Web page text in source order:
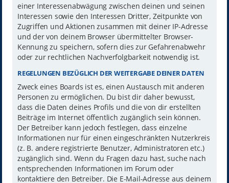
einer Interessenabwägung zwischen deinen und seinen
Interessen sowie den Interessen Dritter, Zeitpunkte von
Zugriffen und Aktionen zusammen mit deiner IP-Adresse
und der von deinem Browser übermittelter Browser-
Kennung zu speichern, sofern dies zur Gefahrenabwehr
oder zur rechtlichen Nachverfolgbarkeit notwendig ist.
REGELUNGEN BEZÜGLICH DER WEITERGABE DEINER DATEN
Zweck eines Boards ist es, einen Austausch mit anderen
Personen zu ermöglichen. Du bist dir daher bewusst,
dass die Daten deines Profils und die von dir erstellten
Beiträge im Internet öffentlich zugänglich sein können.
Der Betreiber kann jedoch festlegen, dass einzelne
Informationen nur für einen eingeschränkten Nutzerkreis
(z. B. andere registrierte Benutzer, Administratoren etc.)
zugänglich sind. Wenn du Fragen dazu hast, suche nach
entsprechenden Informationen im Forum oder
kontaktiere den Betreiber. Die E-Mail-Adresse aus deinem